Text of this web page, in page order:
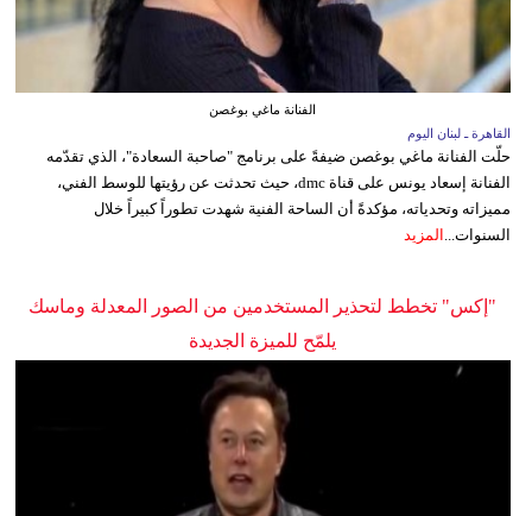
الفنانة ماغي بوغصن
القاهرة ـ لبنان اليوم
حلّت الفنانة ماغي بوغصن ضيفةً على برنامج "صاحبة السعادة"، الذي تقدّمه
الفنانة إسعاد يونس على قناة dmc، حيث تحدثت عن رؤيتها للوسط الفني،
مميزاته وتحدياته، مؤكدةً أن الساحة الفنية شهدت تطوراً كبيراً خلال
السنوات...
المزيد
"إكس" تخطط لتحذير المستخدمين من الصور المعدلة وماسك
يلمّح للميزة الجديدة